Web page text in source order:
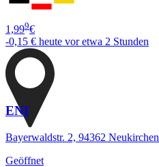
1,999€
-0,15 € heute vor etwa 2 Stunden
ENI
Bayerwaldstr. 2, 94362 Neukirchen
Geöffnet